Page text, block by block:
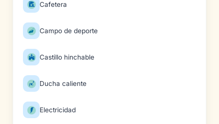
Cafetera
Campo de deporte
Castillo hinchable
Ducha caliente
Electricidad